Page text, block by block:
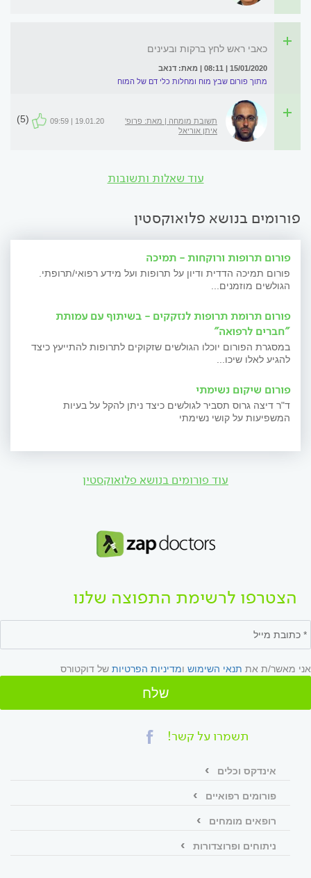
כאבי ראש לחץ ברקות ובעינים
15/01/2020 | 08:11 | מאת: דנאב
מתוך פורום שבץ מוח ומחלות כלי דם של המוח
תשובת מומחה | מאת: פרופ'
איתן אוריאל
19.01.20 | 09:59
(5)
עוד שאלות ותשובות
פורומים בנושא פלואוקסטין
פורום תרופות ורוקחות - תמיכה
פורום תמיכה הדדית ודיון על תרופות ועל מידע רפואי/תרופתי.
הגולשים מוזמנים...
פורום תרומת תרופות לנזקקים - בשיתוף עם עמותת
"חברים לרפואה"
במסגרת הפורום יוכלו הגולשים שזקוקים לתרופות להתייעץ כיצד
להגיע לאלו שיכו...
פורום שיקום נשימתי
ד"ר דיצה גרוס תסביר לגולשים כיצד ניתן להקל על בעיות
המשפיעות על קושי נשימתי
עוד פורומים בנושא פלואוקסטין
הצטרפו לרשימת התפוצה שלנו
אני מאשר/ת את תנאי השימוש ומדיניות הפרטיות של דוקטורס
שלח
תשמרו על קשר!
אינדקס וכלים
פורומים רפואיים
רופאים מומחים
ניתוחים ופרוצדורות